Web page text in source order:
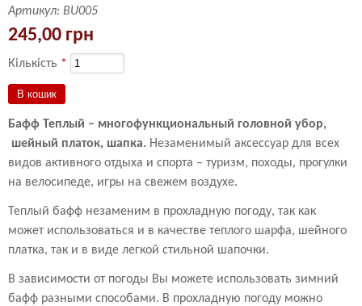
Артикул: BU005
245,00 грн
Кількість *
Бафф Теплый – многофункциональный головной убор,
шейный платок, шапка. Незаменимый аксессуар для всех
видов активного отдыха и спорта – туризм, походы, прогулки
на велосипеде, игры на свежем воздухе.
Теплый бафф незаменим в прохладную погоду, так как
может использоваться и в качестве теплого шарфа, шейного
платка, так и в виде легкой стильной шапочки.
В зависимости от погоды Вы можете использовать зимний
бафф разными способами. В прохладную погоду можно